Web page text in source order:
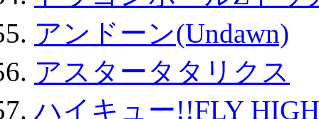
アンドーン(Undawn)
アスタータタリクス
ハイキュー!!FLY HIGH